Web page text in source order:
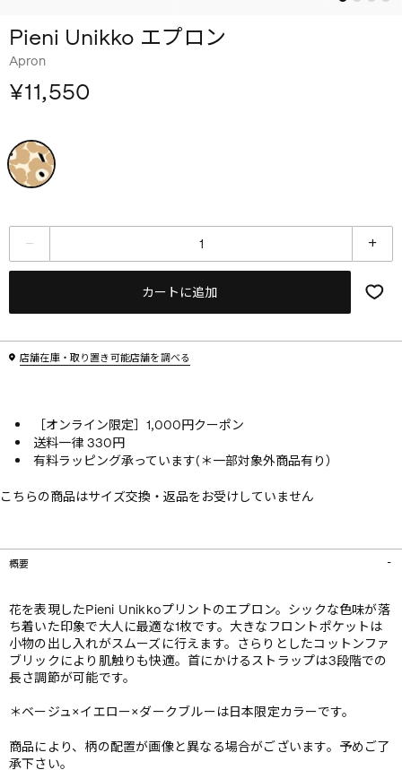
Pieni Unikko エプロン
Apron
¥11,550
カートに追加
店舗在庫・取り置き可能店舗を調べる
［オンライン限定］1,000円クーポン
送料一律 330円
有料ラッピング承っています(＊一部対象外商品有り）
こちらの商品はサイズ交換・返品をお受けしていません
概要
花を表現したPieni Unikkoプリントのエプロン。シックな色味が落
ち着いた印象で大人に最適な1枚です。大きなフロントポケットは
小物の出し入れがスムーズに行えます。さらりとしたコットンファ
ブリックにより肌触りも快適。首にかけるストラップは3段階での
長さ調節が可能です。
＊ベージュ×イエロー×ダークブルーは日本限定カラーです。
商品により、柄の配置が画像と異なる場合がございます。予めご了
承下さい。